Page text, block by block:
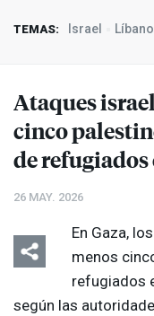
TEMAS: Israel Líbano
Ataques
cinco
de refugiados
26 MAY. 2026
En Gaza,
menos
refugiados
según las